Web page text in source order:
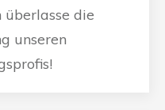
überlasse die
unseren